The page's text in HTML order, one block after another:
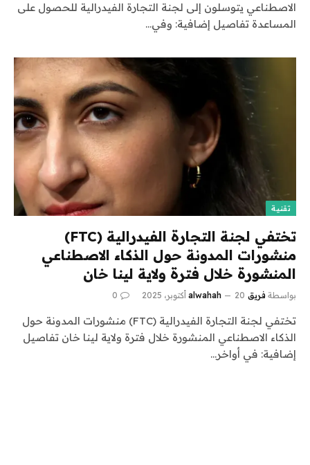
الاصطناعي يتوسلون إلى لجنة التجارة الفيدرالية للحصول على
المساعدة تفاصيل إضافية: وفي…
تقنية
تختفي لجنة التجارة الفيدرالية (FTC)
منشورات المدونة حول الذكاء الاصطناعي
المنشورة خلال فترة ولاية لينا خان
بواسطة فريق alwahah 20 أكتوبر، 2025 0
تختفي لجنة التجارة الفيدرالية (FTC) منشورات المدونة حول
الذكاء الاصطناعي المنشورة خلال فترة ولاية لينا خان تفاصيل
إضافية: في أواخر…